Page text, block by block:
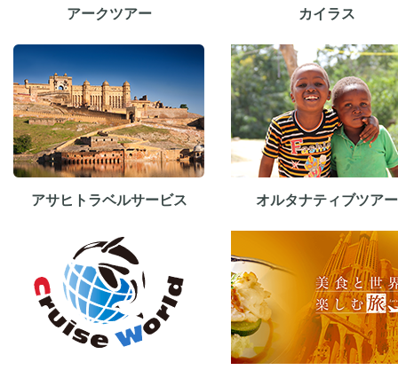
アークツアー カイラス
アサヒトラベルサービス オルタナティブツアー